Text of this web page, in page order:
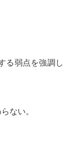
る弱点を強調し
ない。